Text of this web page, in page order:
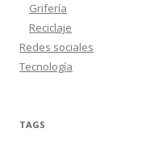
Grifería
Reciclaje
Redes sociales
Tecnología
TAGS